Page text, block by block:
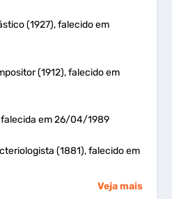
(1927), falecido em
(1912), falecido em
falecida em 26/04/1989
(1881), falecido em
Veja mais